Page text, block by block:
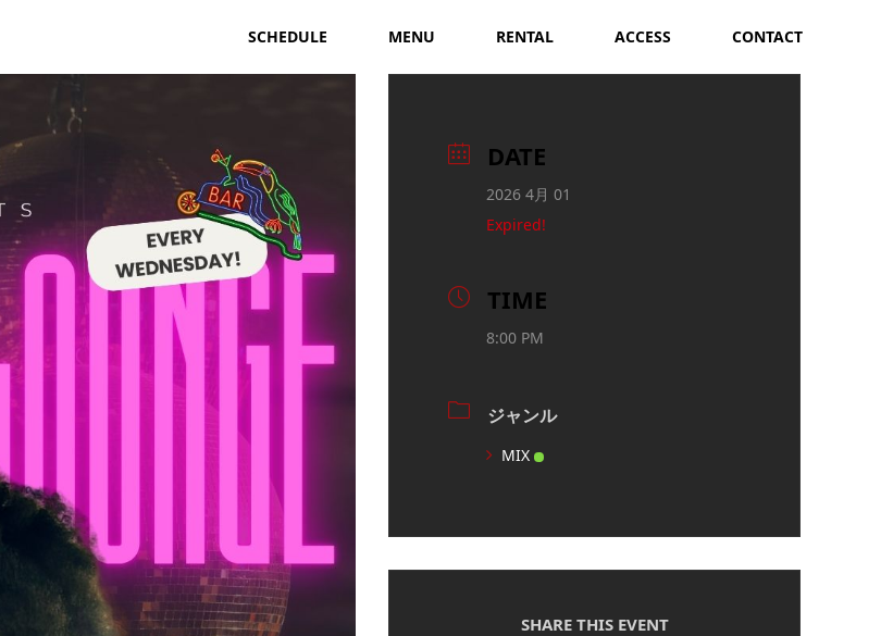
SCHEDULE MENU RENTAL ACCESS CONTACT
DATE
2026 4月 01
Expired!
TIME
8:00 PM
ジャンル
MIX
SHARE THIS EVENT